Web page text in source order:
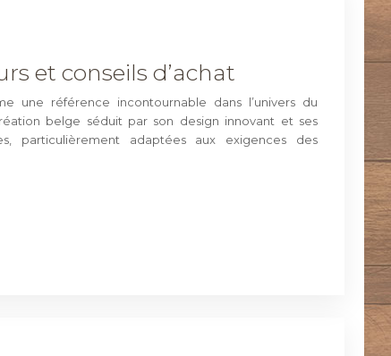
et conseils d’achat
une référence incontournable dans l’univers du
belge séduit par son design innovant et ses
particulièrement adaptées aux exigences des